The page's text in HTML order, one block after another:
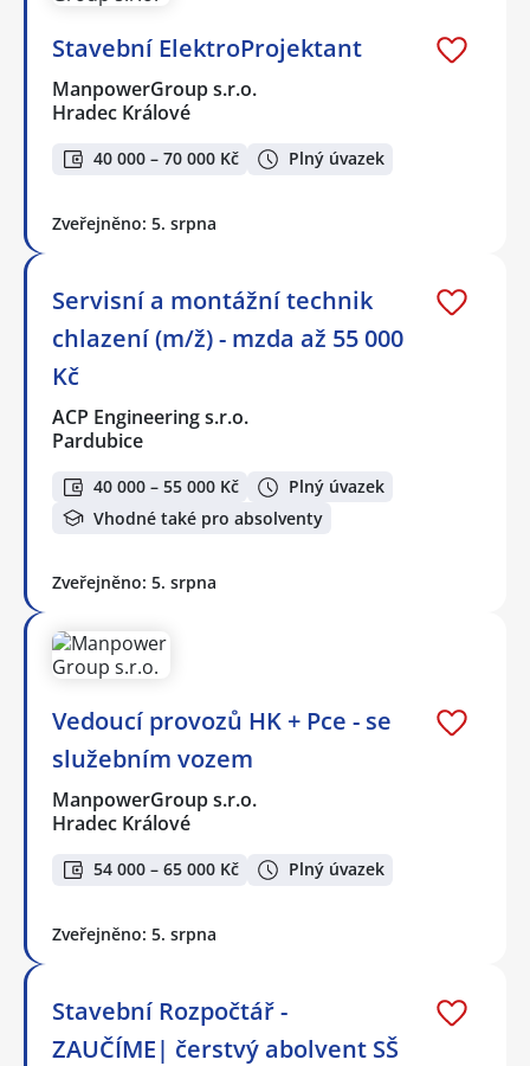
Stavební ElektroProjektant
ManpowerGroup s.r.o.
Hradec Králové
40 000 – 70 000 Kč Plný úvazek
Zveřejněno: 5. srpna
Servisní a montážní technik
chlazení (m/ž) - mzda až 55 000
Kč
ACP Engineering s.r.o.
Pardubice
40 000 – 55 000 Kč
Plný úvazek
Vhodné také pro absolventy
Zveřejněno: 5. srpna
Vedoucí provozů HK + Pce - se
služebním vozem
ManpowerGroup s.r.o.
Hradec Králové
54 000 – 65 000 Kč Plný úvazek
Zveřejněno: 5. srpna
Stavební Rozpočtář -
ZAUČÍME| čerstvý abolvent SŠ